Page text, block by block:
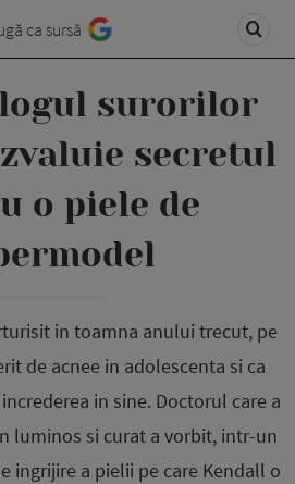
ca sursă
surorilor
secretul
o piele de
in toamna anului trecut, pe
de acnee in adolescenta si ca
in sine. Doctorul care a
luminos si curat a vorbit, intr-un
ingrijire a pielii pe care Kendall o